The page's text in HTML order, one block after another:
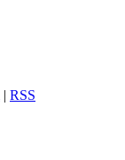
| RSS